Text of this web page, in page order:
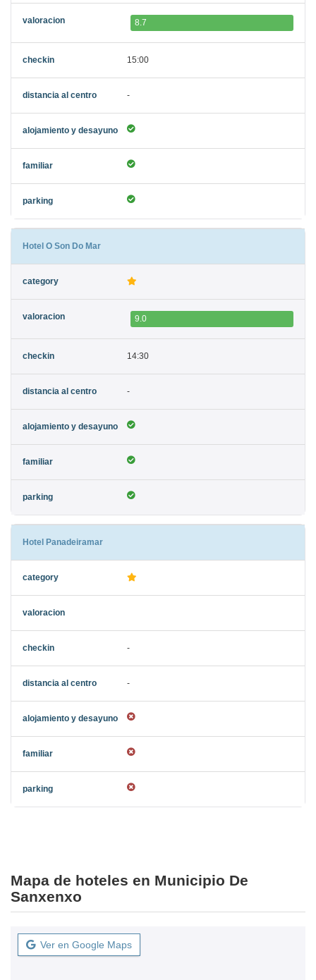
8.7
15:00
-
Hotel O Son Do Mar
9.0
14:30
-
Hotel Panadeiramar
-
-
Mapa de hoteles en Municipio De
Sanxenxo
Ver en Google Maps